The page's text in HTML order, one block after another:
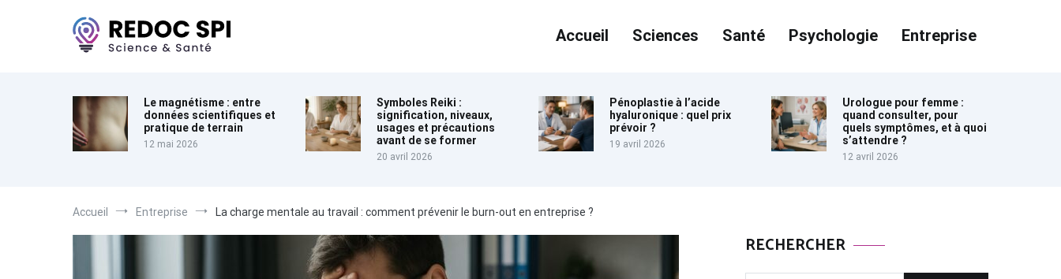
Accueil Sciences Santé Psychologie Entreprise
Le magnétisme : entre
données scientifiques et
pratique de terrain
12 mai 2026
Symboles Reiki :
signification, niveaux,
usages et précautions
avant de se former
20 avril 2026
Pénoplastie à l’acide
hyaluronique : quel prix
prévoir ?
19 avril 2026
Urologue pour femme :
quand consulter, pour
quels symptômes, et à quoi
s’attendre ?
12 avril 2026
Accueil Entreprise La charge mentale au travail : comment prévenir le burn-out en entreprise ?
RECHERCHER